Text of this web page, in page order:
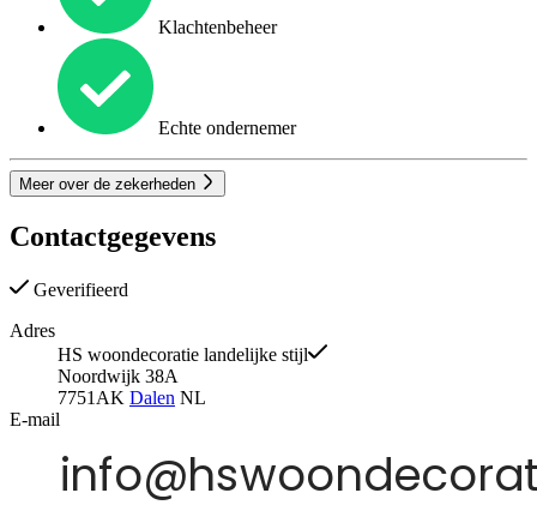
Klachtenbeheer
Echte ondernemer
Meer over de zekerheden
Contactgegevens
Geverifieerd
Adres
HS woondecoratie landelijke stijl
Noordwijk 38A
7751AK Dalen NL
E-mail